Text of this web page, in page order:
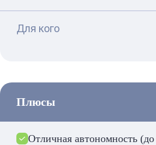
Для кого
Плюсы
Отличная автономность